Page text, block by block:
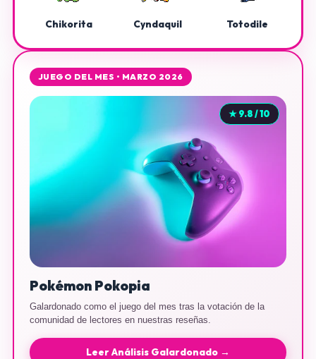
Chikorita Cyndaquil Totodile
JUEGO DEL MES • MARZO 2026
★ 9.8 / 10
Pokémon Pokopia
Galardonado como el juego del mes tras la votación de la
comunidad de lectores en nuestras reseñas.
Leer Análisis Galardonado →